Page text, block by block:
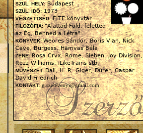
SZÜL. HELY:Budapest
SZÜL. IDŐ: 1973
VÉGZETTSÉG:ELTE könyvtár
FILOZÓFIA:"Alattad Föld, feletted
az Ég, Benned a Létra"
KÖNYVEK:Weöres Sándor, Boris Vian, Nick
Cave, Burgess, Hamvas Béla
ZENE:Rosa Crvx, Rome, Sieben, Joy Division,
Rozz Williams, iLikeTrains stb.
MŰVÉSZET:Dalí, H. R. Giger, Dürer, Caspar
David Friedrich
KONTAKT: g.szelevenyi@gmail.com